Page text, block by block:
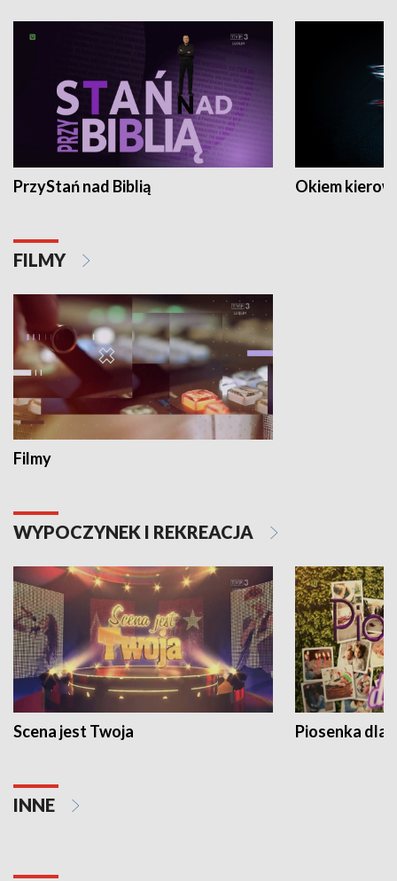
PrzyStań nad Biblią Okiem
FILMY
Filmy
WYPOCZYNEK I REKREACJA
Scena jest Twoja Piosenka dla
INNE